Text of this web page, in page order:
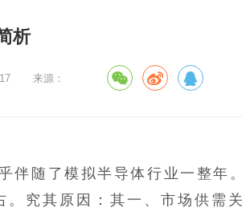
析
来源：
伴随了模拟半导体行业一整年
。究其原因：其一、市场供需